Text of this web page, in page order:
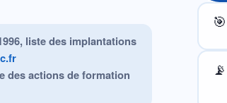
liste des implantations
des actions de formation
🎯
📡